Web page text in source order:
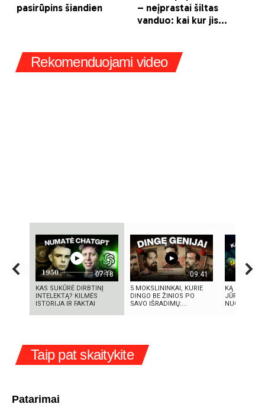
Rekomenduojami video
07:18
KAS SUKŪRĖ DIRBTINĮ
INTELEKTĄ? KILMĖS
ISTORIJA IR FAKTAI
09:41
5 MOKSLININKAI, KURIE
DINGO BE ŽINIOS PO
SAVO IŠRADIMŲ:...
KĄ SLEPIA
JŪRA? 5
Taip pat skaitykite
Patarimai